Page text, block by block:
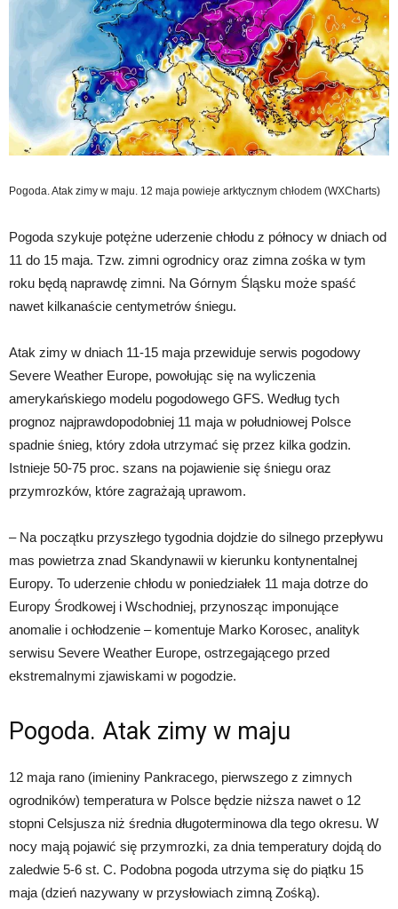
Pogoda. Atak zimy w maju. 12 maja powieje arktycznym chłodem (WXCharts)
Pogoda szykuje potężne uderzenie chłodu z północy w dniach od
11 do 15 maja. Tzw. zimni ogrodnicy oraz zimna zośka w tym
roku będą naprawdę zimni. Na Górnym Śląsku może spaść
nawet kilkanaście centymetrów śniegu.
Atak zimy w dniach 11-15 maja przewiduje serwis pogodowy
Severe Weather Europe, powołując się na wyliczenia
amerykańskiego modelu pogodowego GFS. Według tych
prognoz najprawdopodobniej 11 maja w południowej Polsce
spadnie śnieg, który zdoła utrzymać się przez kilka godzin.
Istnieje 50-75 proc. szans na pojawienie się śniegu oraz
przymrozków, które zagrażają uprawom.
– Na początku przyszłego tygodnia dojdzie do silnego przepływu
mas powietrza znad Skandynawii w kierunku kontynentalnej
Europy. To uderzenie chłodu w poniedziałek 11 maja dotrze do
Europy Środkowej i Wschodniej, przynosząc imponujące
anomalie i ochłodzenie – komentuje Marko Korosec, analityk
serwisu Severe Weather Europe, ostrzegającego przed
ekstremalnymi zjawiskami w pogodzie.
Pogoda. Atak zimy w maju
12 maja rano (imieniny Pankracego, pierwszego z zimnych
ogrodników) temperatura w Polsce będzie niższa nawet o 12
stopni Celsjusza niż średnia długoterminowa dla tego okresu. W
nocy mają pojawić się przymrozki, za dnia temperatury dojdą do
zaledwie 5-6 st. C. Podobna pogoda utrzyma się do piątku 15
maja (dzień nazywany w przysłowiach zimną Zośką).